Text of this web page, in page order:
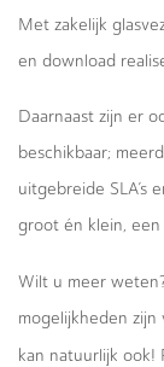
Met zakelijk
en download
Daarnaast zijn er
beschikbaar;
uitgebreide SLA’s
groot én klein, een
Wilt u meer
mogelijkheden
kan natuurlijk ook!